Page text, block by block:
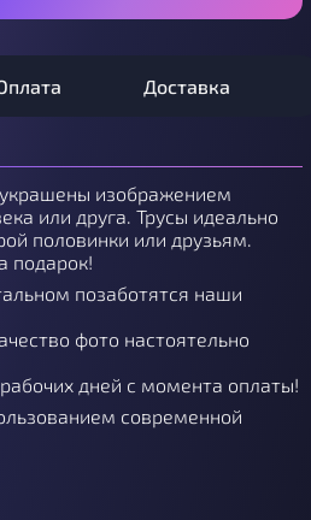
Доставка
изображением
или друга. Трусы идеально
половинки или друзьям.
подарок!
позаботятся наши
фото настоятельно
дней с момента оплаты!
современной